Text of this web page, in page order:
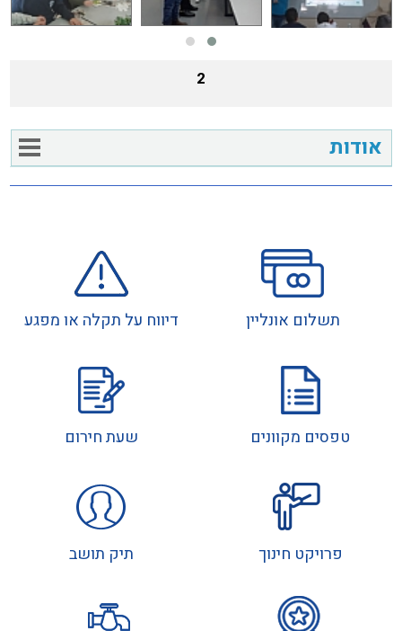
אודות
2
תשלום אונליין דיווח על תקלה או מפגע
טפסים מקוונים שעת חירום
פרויקט חינוך תיק תושב